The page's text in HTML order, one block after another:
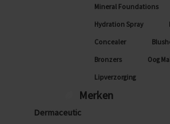
Mineral Foundations
Hydration Spray
Concealer
Bronzers Oog
Lipverzorging
Merken
Dermaceutic